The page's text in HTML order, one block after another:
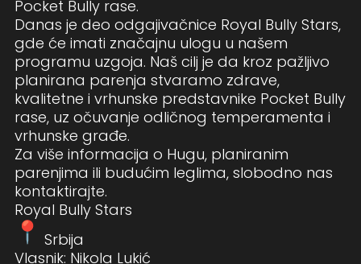
Pocket Bully rase.
Danas je deo odgajivačnice Royal Bully Stars,
gde će imati značajnu ulogu u našem
programu uzgoja. Naš cilj je da kroz pažljivo
planirana parenja stvaramo zdrave,
kvalitetne i vrhunske predstavnike Pocket Bully
rase, uz očuvanje odličnog temperamenta i
vrhunske građe.
Za više informacija o Hugu, planiranim
parenjima ili budućim leglima, slobodno nas
kontaktirajte.
Royal Bully Stars
Srbija
Vlasnik: Nikola Lukić